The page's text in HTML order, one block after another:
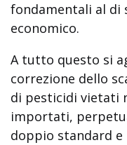
fondamentali al di
economico.
A tutto questo si
correzione dello
di pesticidi vietati
importati,
doppio standard e